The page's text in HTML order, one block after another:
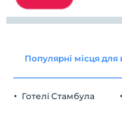
Популярні місця для
Готелі Стамбула